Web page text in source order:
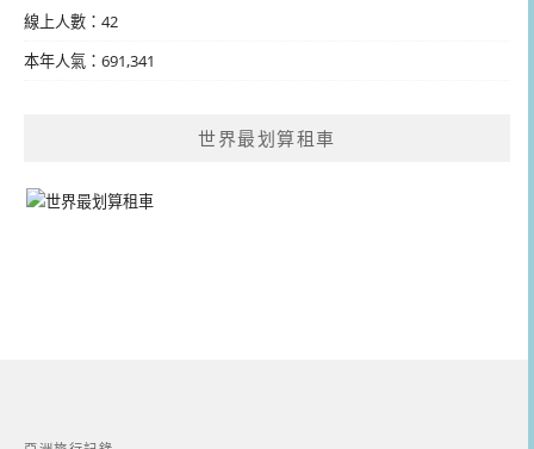
線上人數：42
本年人氣：691,341
世界最划算租車